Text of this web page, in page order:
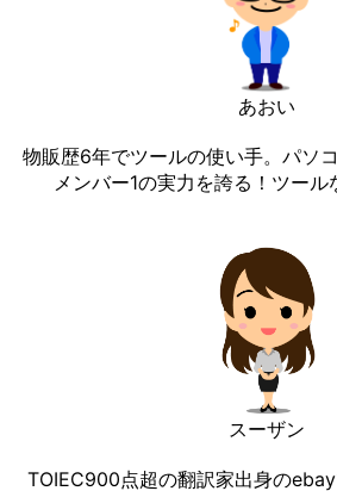
あおい
物販歴6年でツールの使い手。パソ
メンバー1の実力を誇る！ツール
スーザン
TOIEC900点超の翻訳家出身の